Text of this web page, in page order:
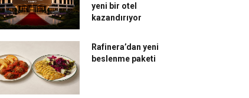
yeni bir otel
kazandırıyor
Rafinera’dan yeni
beslenme paketi